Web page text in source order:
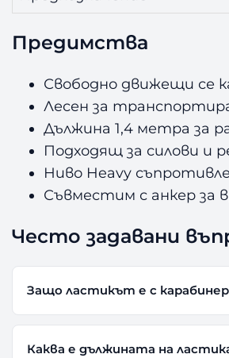
Предимства
Свободно движещи се
Лесен за
Дължина 1,4 метра за
Подходящ за силови и
Ниво Heavy
Съвместим с анкер за
Често задавани
Защо ластикът е с
Каква е дължината на